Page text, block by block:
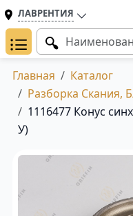
ЛАВРЕНТИЯ
Главная
Каталог
Разборка Скания,
1116477 Конус
У)